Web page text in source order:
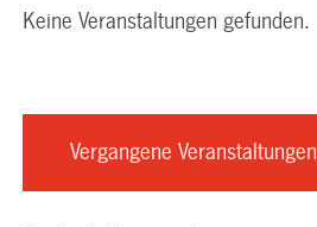
Keine Veranstaltungen gefunden.
Vergangene Veranstaltungen